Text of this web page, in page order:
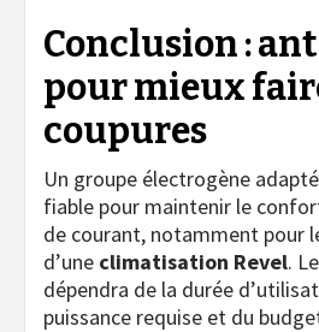
Conclusion :
pour mieux
coupures
Un groupe électrogène
fiable pour maintenir le
de courant, notamment pour
d’une climatisation Revel.
dépendra de la durée
puissance requise et du